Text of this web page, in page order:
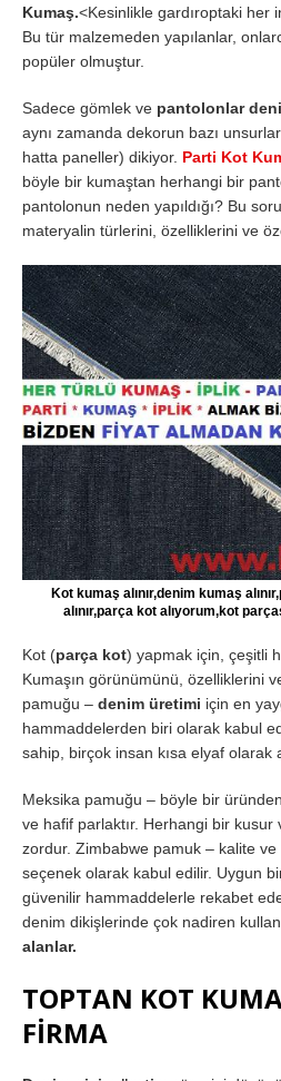
Kumaş.<Kesinlikle gardıroptaki her
Bu tür malzemeden yapılanlar,
popüler olmuştur.
Sadece gömlek ve pantolonlar
aynı zamanda dekorun bazı
hatta paneller) dikiyor. Parti Kot
böyle bir kumaştan herhangi bir
pantolonun neden yapıldığı? Bu
materyalin türlerini, özelliklerini ve
Kot kumaş alınır,denim kumaş
alınır,parça kot alıyorum,kot
Kot (parça kot) yapmak için, çeşitli
Kumaşın görünümünü, özelliklerini
pamuğu – denim üretimi için en
hammaddelerden biri olarak kabul
sahip, birçok insan kısa elyaf olarak
Meksika pamuğu – böyle bir
ve hafif parlaktır. Herhangi bir
zordur. Zimbabwe pamuk – kalite ve
seçenek olarak kabul edilir. Uygun
güvenilir hammaddelerle rekabet
denim dikişlerinde çok nadiren
alanlar.
TOPTAN KOT
FİRMA